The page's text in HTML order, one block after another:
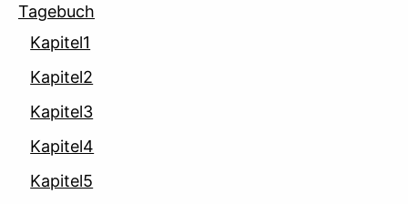
Tagebuch
Kapitel1
Kapitel2
Kapitel3
Kapitel4
Kapitel5